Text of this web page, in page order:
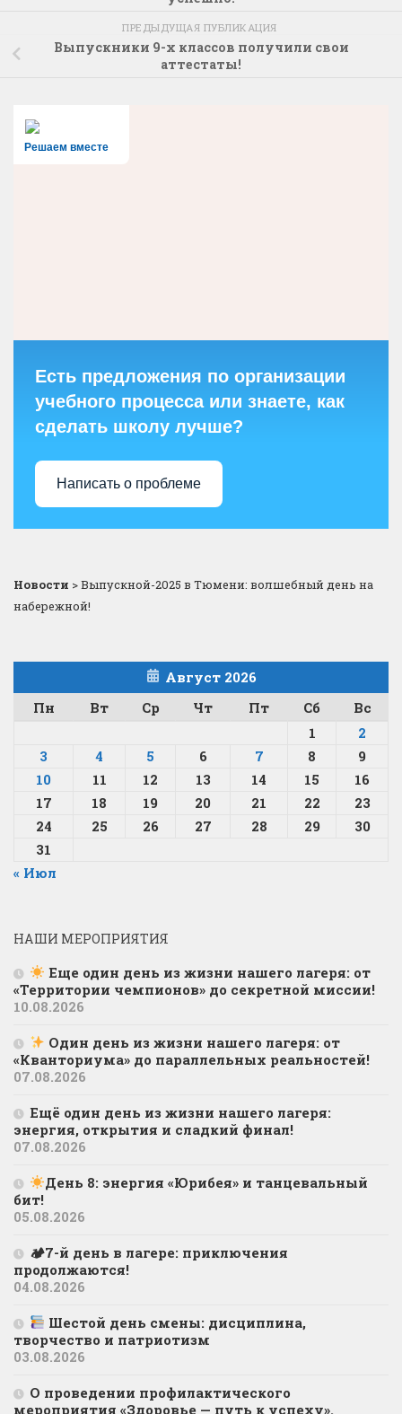
ПРЕДЫДУЩАЯ ПУБЛИКАЦИЯ
Выпускники 9-х классов получили свои
аттестаты!
Решаем вместе
Есть предложения по организации
учебного процесса или знаете, как
сделать школу лучше?
Написать о проблеме
Новости >Выпускной-2025 в Тюмени: волшебный день на
набережной!
Август 2026
Пн
Вт Ср Чт Пт Сб
Вс
1
2
3
4 5 6 7 8
9
10
11 12 13 14 15
16
17
18 19 20 21 22
23
24
25 26 27 28 29
30
31
« Июл
НАШИ МЕРОПРИЯТИЯ
Еще один день из жизни нашего лагеря: от
«Территории чемпионов» до секретной миссии!
10.08.2026
Один день из жизни нашего лагеря: от
«Кванториума» до параллельных реальностей!
07.08.2026
Ещё один день из жизни нашего лагеря:
энергия, открытия и сладкий финал!
07.08.2026
День 8: энергия «Юрибея» и танцевальный
бит!
05.08.2026
🏕7-й день в лагере: приключения
продолжаются!
04.08.2026
Шестой день смены: дисциплина,
творчество и патриотизм
03.08.2026
О проведении профилактического
мероприятия «Здоровье — путь к успеху».